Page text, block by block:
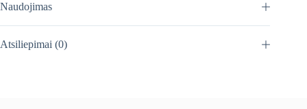
Naudojimas
Atsiliepimai (0)